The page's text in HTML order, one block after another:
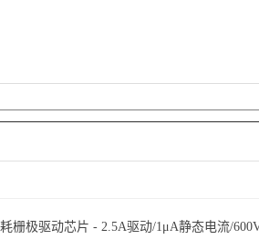
栅极驱动芯片 - 2.5A驱动/1μA静态电流/